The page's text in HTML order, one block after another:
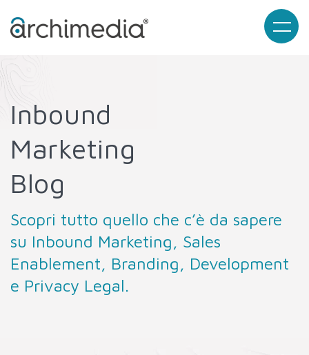
Inbound
Marketing
Blog
Scopri tutto quello che c’è da sapere
su Inbound Marketing, Sales
Enablement, Branding, Development
e Privacy Legal.